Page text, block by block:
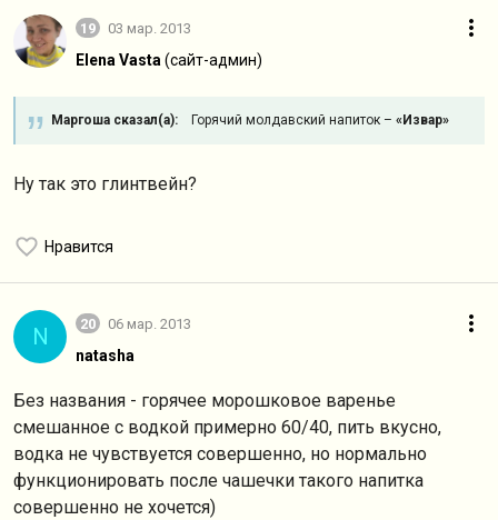
19 03 мар. 2013
Elena Vasta (сайт-админ)
Маргоша сказал(а): Горячий молдавский напиток – «Извар»
Ну так это глинтвейн?
Нравится
N 20 06 мар. 2013
natasha
Без названия - горячее морошковое варенье
смешанное с водкой примерно 60/40, пить вкусно,
водка не чувствуется совершенно, но нормально
функционировать после чашечки такого напитка
совершенно не хочется)